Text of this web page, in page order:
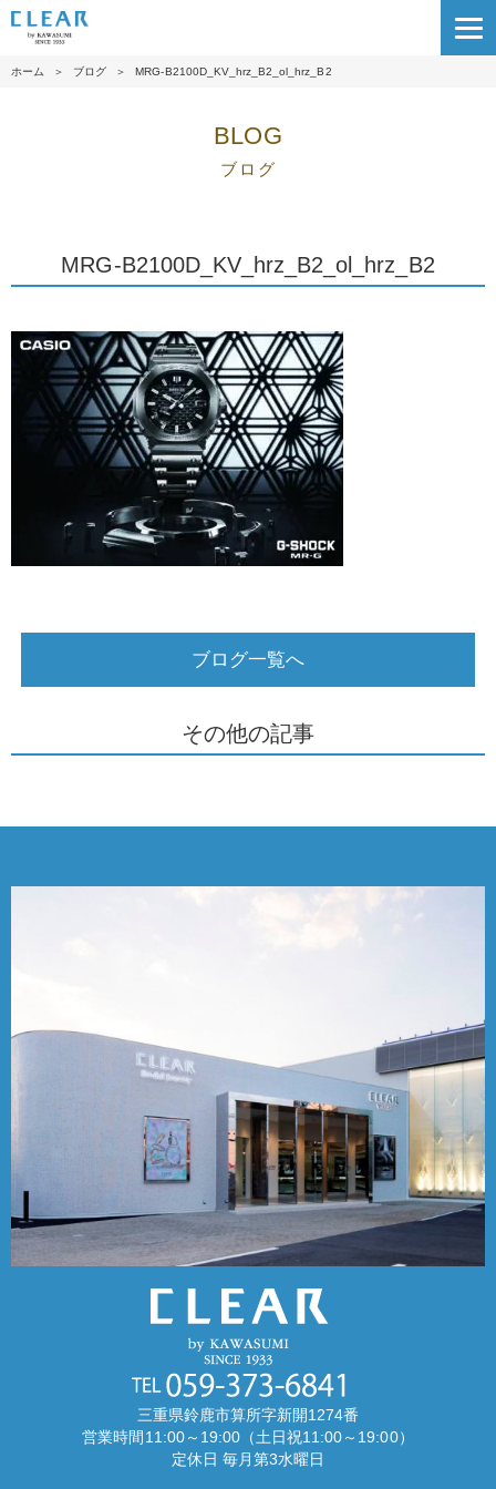
ホーム ＞ ブログ ＞ MRG-B2100D_KV_hrz_B2_ol_hrz_B2
BLOG
ブログ
MRG-B2100D_KV_hrz_B2_ol_hrz_B2
ブログ一覧へ
その他の記事
三重県鈴鹿市算所字新開1274番
営業時間11:00～19:00（土日祝11:00～19:00）
定休日 毎月第3水曜日